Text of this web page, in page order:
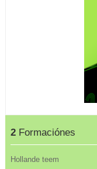
2 Formaciónes
Hollande teem